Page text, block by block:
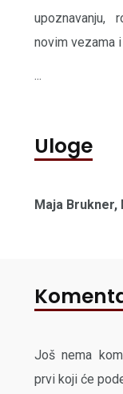
upoznavanju,
novim vezama
...
Uloge
Maja Brukner,
Još nema
prvi koji će